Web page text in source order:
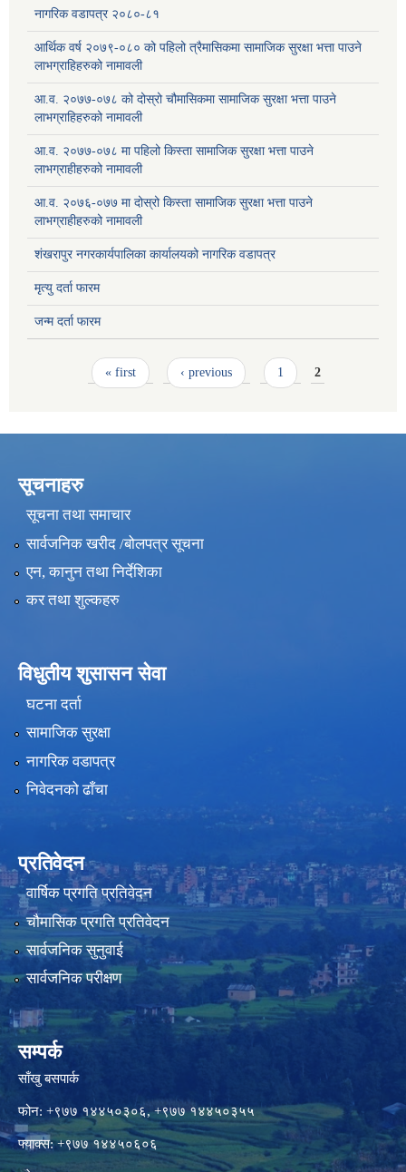
नागरिक वडापत्र २०८०-८१
आर्थिक वर्ष २०७९-०८० को पहिलो त्रैमासिकमा सामाजिक सुरक्षा भत्ता पाउने
लाभग्राहिहरुको नामावली
आ.व. २०७७-०७८ को दोस्रो चौमासिकमा सामाजिक सुरक्षा भत्ता पाउने
लाभग्राहिहरुको नामावली
आ.व. २०७७-०७८ मा पहिलो किस्ता सामाजिक सुरक्षा भत्ता पाउने
लाभग्राहीहरुको नामावली
आ.व. २०७६-०७७ मा दोस्रो किस्ता सामाजिक सुरक्षा भत्ता पाउने
लाभग्राहीहरुको नामावली
शंखरापुर नगरकार्यपालिका कार्यालयको नागरिक वडापत्र
मृत्यु दर्ता फारम
जन्म दर्ता फारम
« first ‹ previous 1 2
सूचनाहरु
सूचना तथा समाचार
सार्वजनिक खरीद /बोलपत्र सूचना
एन, कानुन तथा निर्देशिका
कर तथा शुल्कहरु
विधुतीय शुसासन सेवा
घटना दर्ता
सामाजिक सुरक्षा
नागरिक वडापत्र
निवेदनको ढाँचा
प्रतिवेदन
वार्षिक प्रगति प्रतिवेदन
चौमासिक प्रगति प्रतिवेदन
सार्वजनिक सुनुवाई
सार्वजनिक परीक्षण
सम्पर्क
साँखु बसपार्क
फोन: +९७७ १४४५०३०६, +९७७ १४४५०३५५
फ्याक्स: +९७७ १४४५०६०६